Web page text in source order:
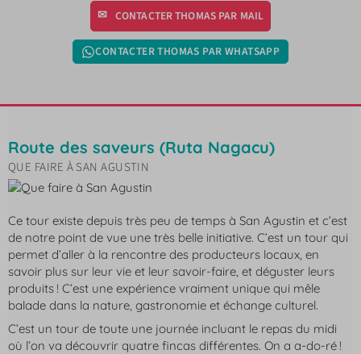
CONTACTER THOMAS PAR MAIL
CONTACTER THOMAS PAR WHATSAPP
Route des saveurs (Ruta Nagacu)
QUE FAIRE À SAN AGUSTIN
Ce tour existe depuis très peu de temps à San Agustin et c’est
de notre point de vue une très belle initiative. C’est un tour qui
permet d’aller à la rencontre des producteurs locaux, en
savoir plus sur leur vie et leur savoir-faire, et déguster leurs
produits ! C’est une expérience vraiment unique qui mêle
balade dans la nature, gastronomie et échange culturel.
C’est un tour de toute une journée incluant le repas du midi
où l’on va découvrir quatre fincas différentes. On a a-do-ré !